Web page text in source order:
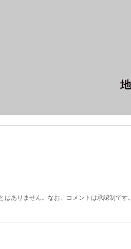
はありません。なお、コメントは承認制です。